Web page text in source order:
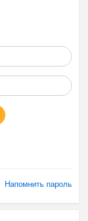
Напомнить пароль